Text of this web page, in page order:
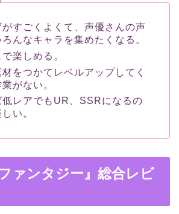
すごくよくて、声優さんの声
んなキャラを集めたくなる。
楽しめる。
をつかてレベルアップしてく
がない。
低レアでもUR、SSRになるの
い。
ァンタジー』総合レビ